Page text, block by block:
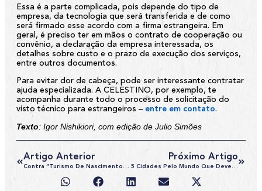
Essa é a parte complicada, pois depende do tipo de
empresa, da tecnologia que será transferida e de como
será firmado esse acordo com a firma estrangeira. Em
geral, é preciso ter em mãos o contrato de cooperação ou
convênio, a declaração da empresa interessada, os
detalhes sobre custo e o prazo de execução dos serviços,
entre outros documentos.
Para evitar dor de cabeça, pode ser interessante contratar
ajuda especializada. A CELESTINO, por exemplo, te
acompanha durante todo o processo de solicitação do
visto técnico para estrangeiros – entre em contato.
Texto: Igor Nishikiori, com edição de Julio Simões
Artigo Anterior
Contra “turismo De Nascimento”, Trump Restringirá Visto Americano Para Grávidas
Próximo Artigo
5 Cidades Pelo Mundo Que Devem Se Destacar Pela Cultura Em 2020